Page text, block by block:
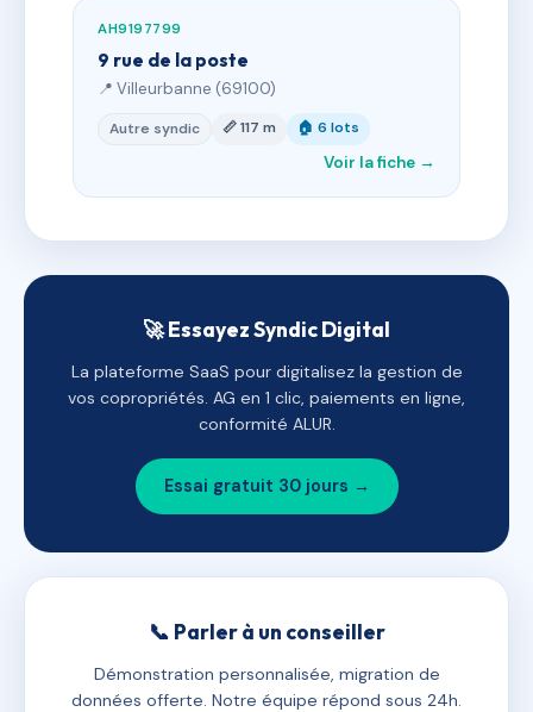
AH9197799
9 rue de la poste
📍 Villeurbanne (69100)
Autre syndic 📏 117 m 🏠 6 lots
Voir la fiche →
🚀 Essayez Syndic Digital
La plateforme SaaS pour digitalisez la gestion de
vos copropriétés. AG en 1 clic, paiements en ligne,
conformité ALUR.
Essai gratuit 30 jours →
📞 Parler à un conseiller
Démonstration personnalisée, migration de
données offerte. Notre équipe répond sous 24h.